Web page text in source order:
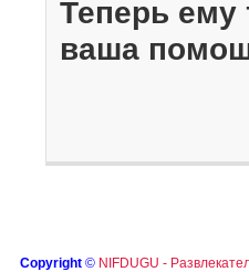
Теперь ему
ваша
Copyright © NIFDUGU -